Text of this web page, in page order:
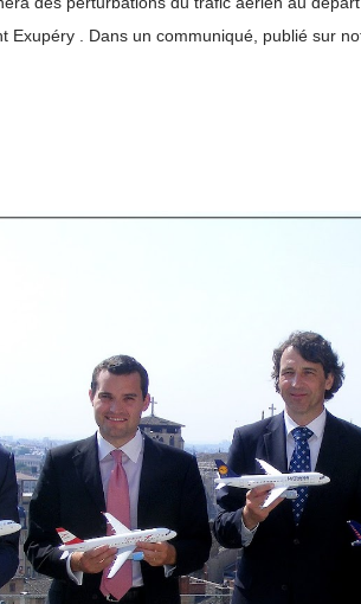
Exupéry . Dans un communiqué, publié sur
direction d'Air France avec les seuls syndicats